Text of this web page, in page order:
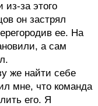
за этого
он застрял
ее. На
а сам
же найти себе
мне, что команда
его. Я